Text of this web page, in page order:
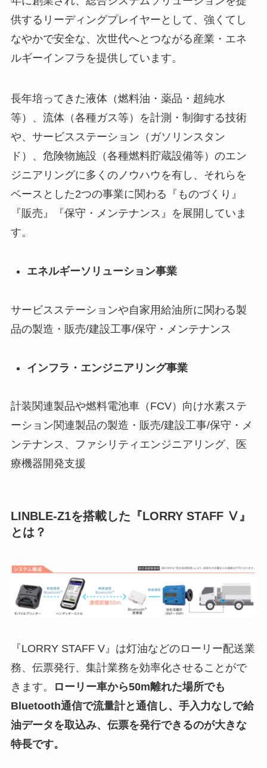
供するリーディングプレイヤーとして、強くてし
なやかで安全な、次世代へとつながる産業・エネ
ルギーインフラを提供しています。
長年培ってきた液体（燃料油・薬品・超純水
等）、流体（各種ガス等）を計測・制御する技術
や、サービスステーション（ガソリンスタン
ド）、危険物施設（各種燃料貯蔵設備等）のエン
ジニアリングに多くのノウハウを有し、それらを
ベースとした2つの事業に関わる『ものづくり』
『販売』『保守・メンテナンス』を展開していま
す。
エネルギーソリューション事業
サービスステーションや自家用給油所に関わる製
品の製造・販売/建設工事/保守・メンテナンス
インフラ・エンジニアリング事業
計装関連製品や燃料電池車（FCV）向け水素ステ
ーション関連製品の製造・販売/建設工事/保守・メ
ンテナンス、ファシリティエンジニアリング、医
療機器開発支援
LINBLE-Z1を搭載した『LORRY STAFF Ⅴ』
とは？
『LORRY STAFF V』は灯油などのローリー配送業
務、伝票発行、集計業務を効率化させることがで
きます。
ローリー車から50m離れた場所でも
Bluetooth通信で流量計と通信し、手入力なしで給
油データを取込み、伝票を発行できるのが大きな
特長です。